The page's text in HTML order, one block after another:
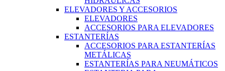
ELEVADORES Y ACCESORIOS
ELEVADORES
ACCESORIOS PARA ELEVADORES
ESTANTERÍAS
ACCESORIOS PARA ESTANTERÍAS
METÁLICAS
ESTANTERÍAS PARA NEUMÁTICOS